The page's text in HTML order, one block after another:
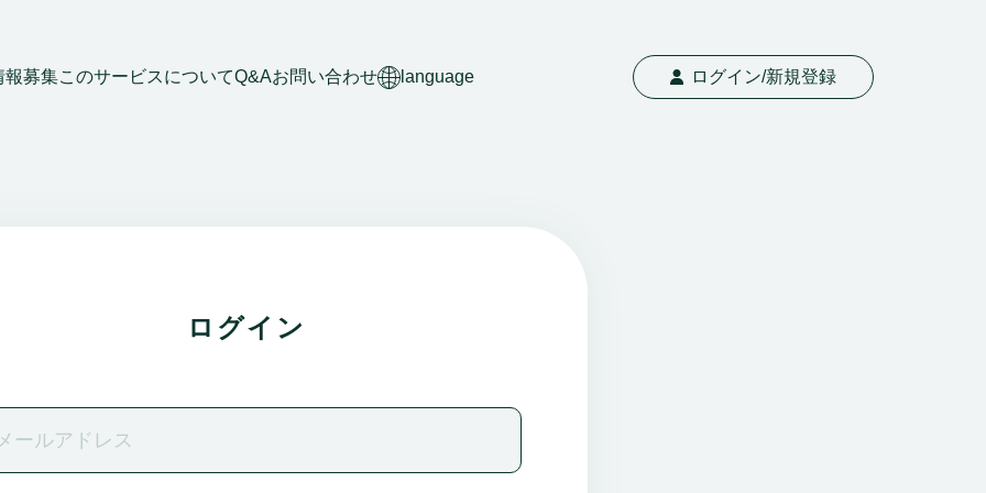
報募集このサービスについてQ&Aお問い合わせ language ログイン/新規登録
ログイン